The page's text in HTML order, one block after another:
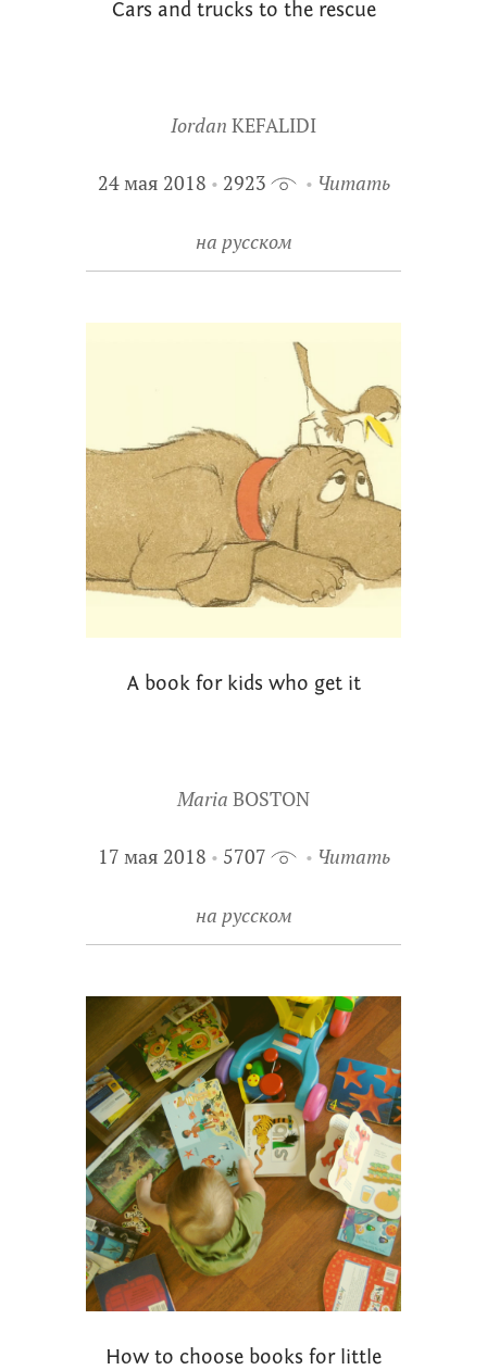
Cars and trucks to the rescue
Iordan KEFALIDI
24 мая 2018 2923 Читать
на русском
A book for kids who get it
Maria BOSTON
17 мая 2018 5707 Читать
на русском
How to choose books for little